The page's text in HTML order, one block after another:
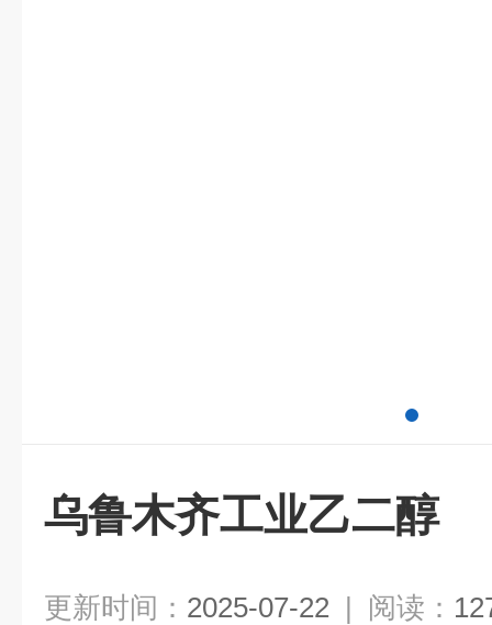
乌鲁木齐工业乙二醇
更新时间： 2025-07-22 | 阅读：